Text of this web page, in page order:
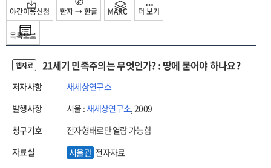
목록으로
야간이용신청 한자 → 한글 MARC 더 보기
웹자료 21세기 민족주의는 무엇인가? : 땅에 묻어야 하나요?
저자사항
새세상연구소
발행사항
서울 : 새세상연구소, 2009
청구기호
전자형태로만 열람 가능함
자료실
서울관 전자자료